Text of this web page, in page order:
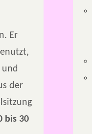
Er
der
bis 30